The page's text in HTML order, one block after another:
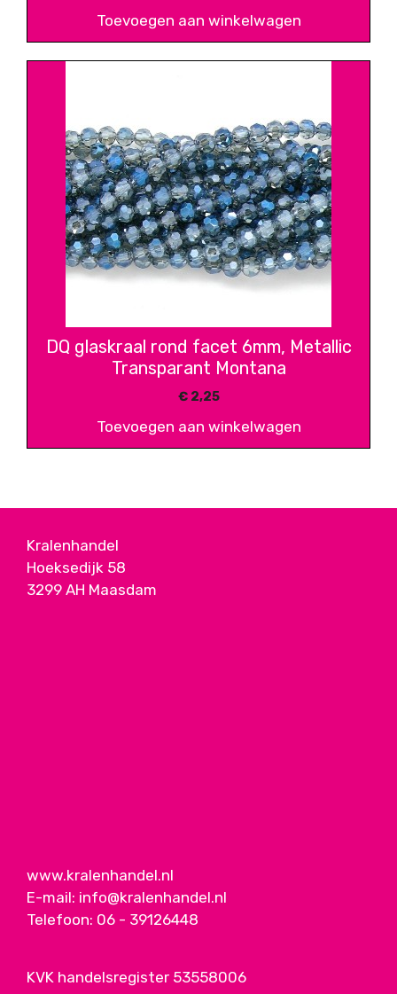
Toevoegen aan winkelwagen
DQ glaskraal rond facet 6mm, Metallic
Transparant Montana
€2,25
Toevoegen aan winkelwagen
Kralenhandel
Hoeksedijk 58
3299 AH Maasdam
www.kralenhandel.nl
E-mail: info@kralenhandel.nl
Telefoon: 06 - 39126448
KVK handelsregister 53558006